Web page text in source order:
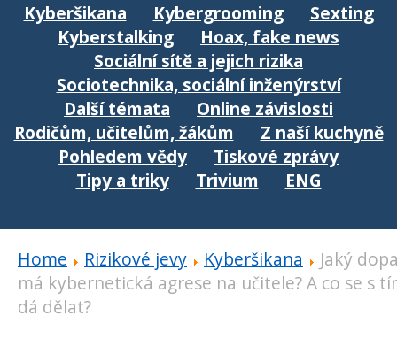
Kyberšikana Kybergrooming
Sexting
Kyberstalking
Hoax, fake news
Sociální sítě a jejich rizika
Sociotechnika, sociální inženýrství
Další témata
Online závislosti
Rodičům, učitelům, žákům
Z naší kuchyně
Pohledem vědy
Tiskové zprávy
Tipy a triky
Trivium ENG
Home Rizikové jevy Kyberšikana
Jaký
má kybernetická agrese na učitele? A co se s
dá dělat?